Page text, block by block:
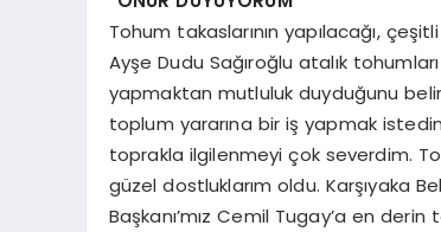
Tohum takaslarının yapılacağı,
Ayşe Dudu Sağıroğlu atalık
yapmaktan mutluluk duyduğunu
toplum yararına bir iş yapmak
toprakla ilgilenmeyi çok severdim.
güzel dostluklarım oldu. Karşıyaka
Başkanı’mız Cemil Tugay’a en